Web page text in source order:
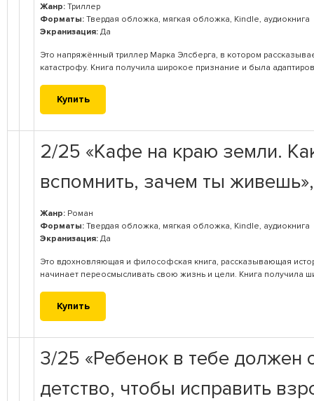
Жанр: Триллер
Форматы: Твердая обложка, мягкая обложка, Kindle, аудиокнига
Экранизация: Да
Это напряжённый триллер Марка Элсберга, в котором
катастрофу. Книга получила широкое признание и была
Купить
2/25 «Кафе на краю земли.
вспомнить, зачем ты
Жанр: Роман
Форматы: Твердая обложка, мягкая обложка, Kindle, аудиокнига
Экранизация: Да
Это вдохновляющая и философская книга, рассказывающая
начинает переосмысливать свою жизнь и цели. Книга получила
Купить
3/25 «Ребенок в тебе должен
детство, чтобы исправить